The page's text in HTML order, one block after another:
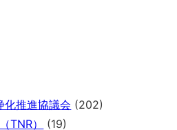
化推進協議会 (202)
TNR）
(19)